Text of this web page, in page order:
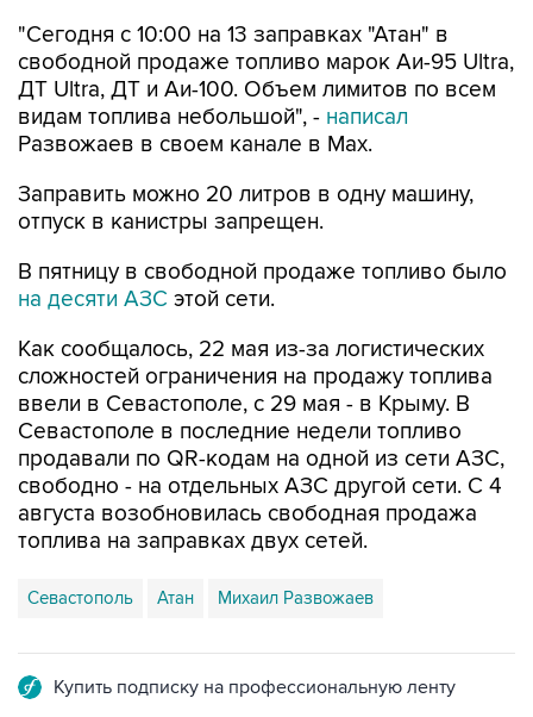
"Сегодня с 10:00 на 13 заправках "Атан" в
свободной продаже топливо марок Аи-95 Ultra,
ДТ Ultra, ДТ и Аи-100. Объем лимитов по всем
видам топлива небольшой", - написал
Развожаев в своем канале в Max.
Заправить можно 20 литров в одну машину,
отпуск в канистры запрещен.
В пятницу в свободной продаже топливо было
на десяти АЗС этой сети.
Как сообщалось, 22 мая из-за логистических
сложностей ограничения на продажу топлива
ввели в Севастополе, с 29 мая - в Крыму. В
Севастополе в последние недели топливо
продавали по QR-кодам на одной из сети АЗС,
свободно - на отдельных АЗС другой сети. С 4
августа возобновилась свободная продажа
топлива на заправках двух сетей.
Севастополь Атан Михаил Развожаев
Купить подписку на профессиональную ленту